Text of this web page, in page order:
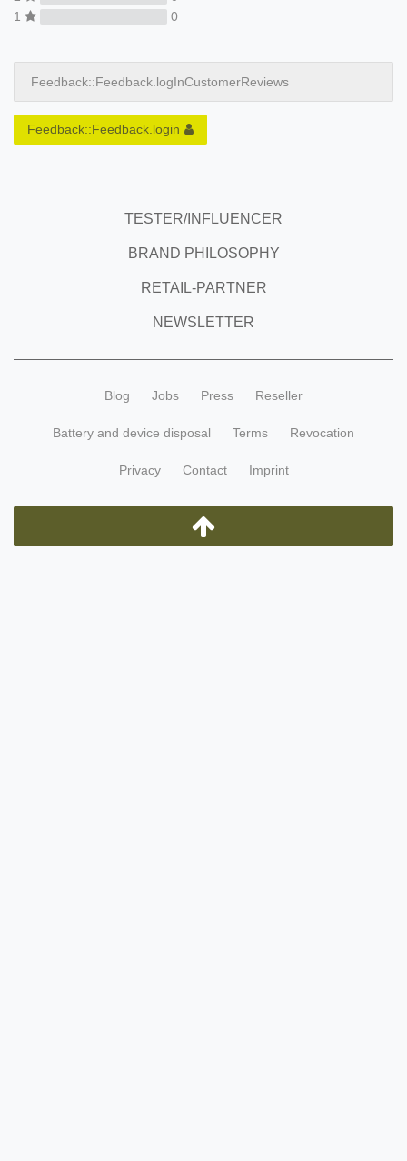
1
0
Feedback::Feedback.logInCustomerReviews
Feedback::Feedback.login
TESTER/INFLUENCER
BRAND PHILOSOPHY
RETAIL-PARTNER
NEWSLETTER
Blog Jobs Press Reseller
Battery and device disposal Terms Revocation
Privacy Contact Imprint